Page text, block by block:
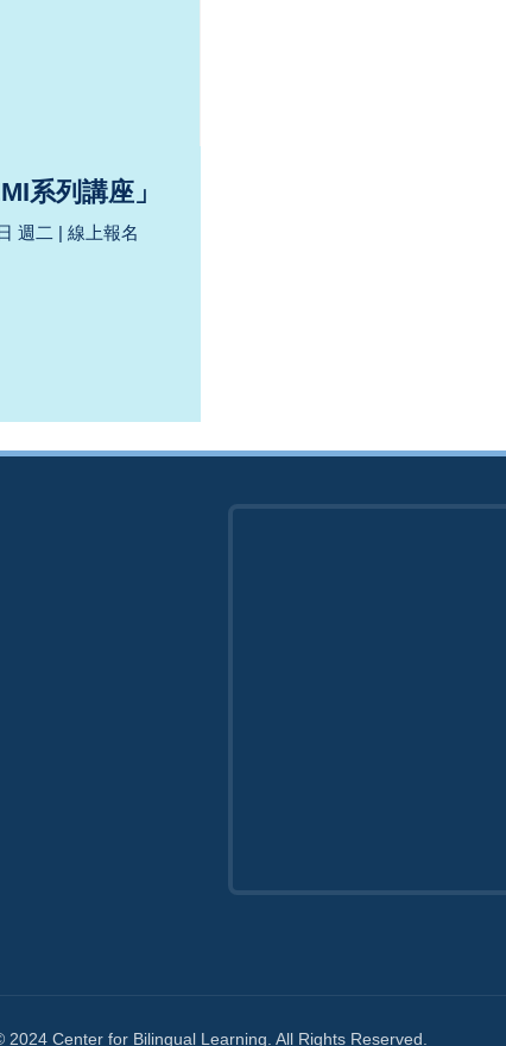
系列講座」
週二 | 線上報名
2024 Center for Bilingual Learning. All Rights Reserved.